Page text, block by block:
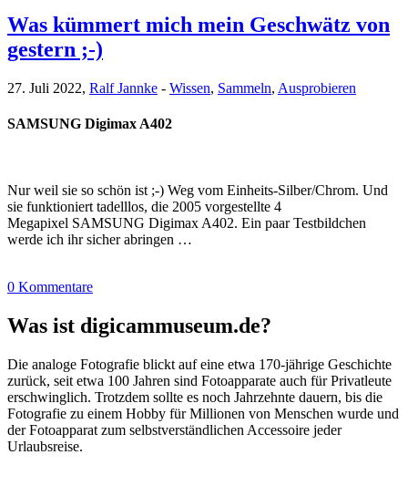
Was kümmert mich mein Geschwätz von
gestern ;-)
27. Juli 2022, Ralf Jannke - Wissen, Sammeln, Ausprobieren
SAMSUNG Digimax A402
Nur weil sie so schön ist ;-) Weg vom Einheits-Silber/Chrom. Und
sie funktioniert tadelllos, die 2005 vorgestellte 4
Megapixel SAMSUNG Digimax A402. Ein paar Testbildchen
werde ich ihr sicher abringen …
0 Kommentare
Was ist digicammuseum.de?
Die analoge Fotografie blickt auf eine etwa 170-jährige Geschichte
zurück, seit etwa 100 Jahren sind Fotoapparate auch für Privatleute
erschwinglich. Trotzdem sollte es noch Jahrzehnte dauern, bis die
Fotografie zu einem Hobby für Millionen von Menschen wurde und
der Fotoapparat zum selbstverständlichen Accessoire jeder
Urlaubsreise.